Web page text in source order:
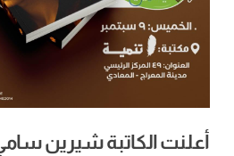
أعلنت الكاتبة شيرين